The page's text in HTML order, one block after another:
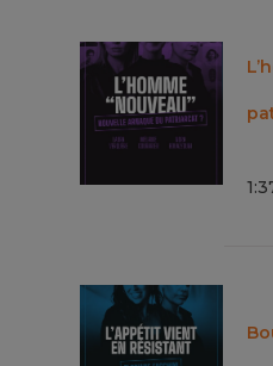
1: